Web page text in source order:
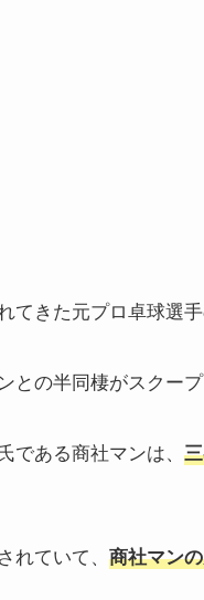
てきた元プロ卓球選
の半同棲がスクープ
である商社マンは、
れていて、 商社マン